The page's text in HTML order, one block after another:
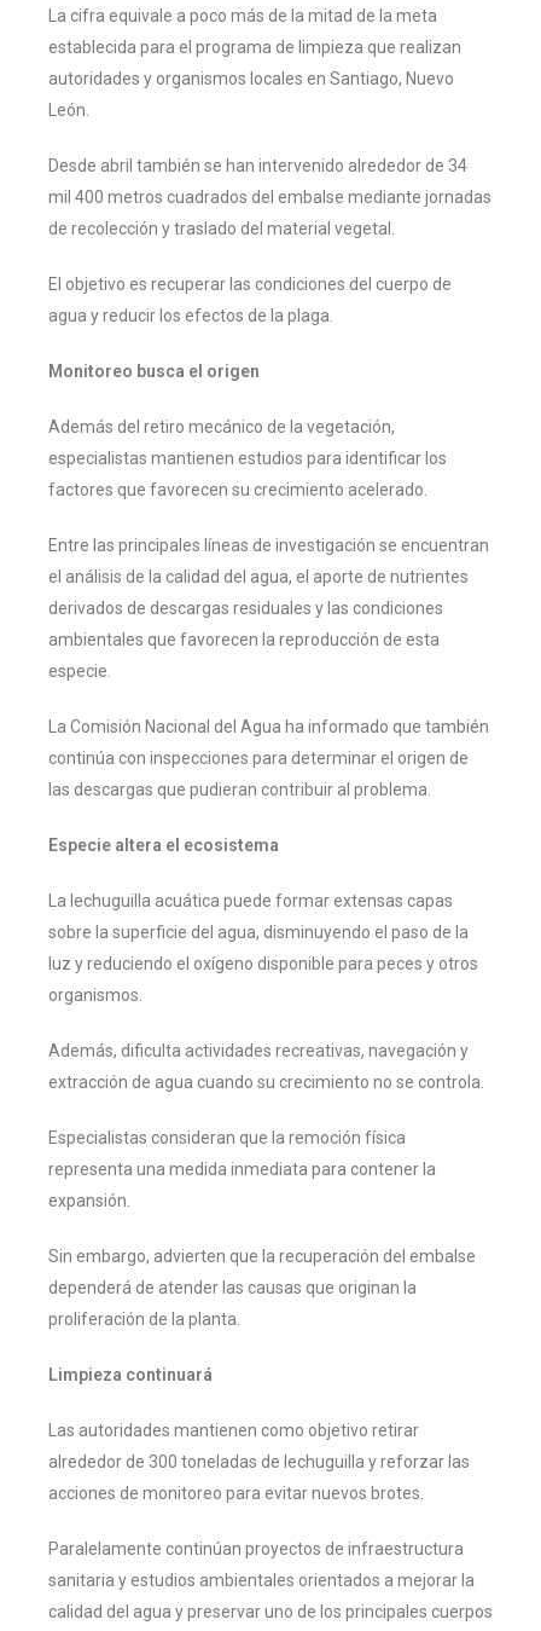
La cifra equivale a poco más de la mitad de la meta
establecida para el programa de limpieza que realizan
autoridades y organismos locales en Santiago, Nuevo
León.
Desde abril también se han intervenido alrededor de 34
mil 400 metros cuadrados del embalse mediante jornadas
de recolección y traslado del material vegetal.
El objetivo es recuperar las condiciones del cuerpo de
agua y reducir los efectos de la plaga.
Monitoreo busca el origen
Además del retiro mecánico de la vegetación,
especialistas mantienen estudios para identificar los
factores que favorecen su crecimiento acelerado.
Entre las principales líneas de investigación se encuentran
el análisis de la calidad del agua, el aporte de nutrientes
derivados de descargas residuales y las condiciones
ambientales que favorecen la reproducción de esta
especie.
La Comisión Nacional del Agua ha informado que también
continúa con inspecciones para determinar el origen de
las descargas que pudieran contribuir al problema.
Especie altera el ecosistema
La lechuguilla acuática puede formar extensas capas
sobre la superficie del agua, disminuyendo el paso de la
luz y reduciendo el oxígeno disponible para peces y otros
organismos.
Además, dificulta actividades recreativas, navegación y
extracción de agua cuando su crecimiento no se controla.
Especialistas consideran que la remoción física
representa una medida inmediata para contener la
expansión.
Sin embargo, advierten que la recuperación del embalse
dependerá de atender las causas que originan la
proliferación de la planta.
Limpieza continuará
Las autoridades mantienen como objetivo retirar
alrededor de 300 toneladas de lechuguilla y reforzar las
acciones de monitoreo para evitar nuevos brotes.
Paralelamente continúan proyectos de infraestructura
sanitaria y estudios ambientales orientados a mejorar la
calidad del agua y preservar uno de los principales cuerpos